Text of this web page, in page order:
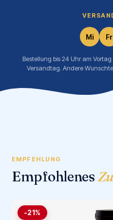
Mi Fr
Bestellung bis 24 Uhr am
Versandtag. Andere
EMPFEHLUNG
Empfohlenes
-21%